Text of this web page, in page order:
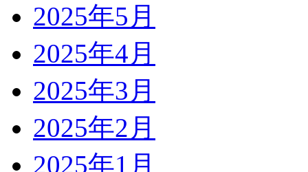
2025年5月
2025年4月
2025年3月
2025年2月
2025年1月